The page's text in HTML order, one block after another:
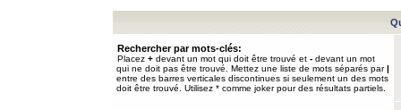
Rechercher par mots-clés:
Placez + devant un mot qui doit être trouvé et - devant un mot
qui ne doit pas être trouvé. Mettez une liste de mots séparés par|
entre des barres verticales discontinues si seulement un des mots
doit être trouvé. Utilisez * comme joker pour des résultats partiels.